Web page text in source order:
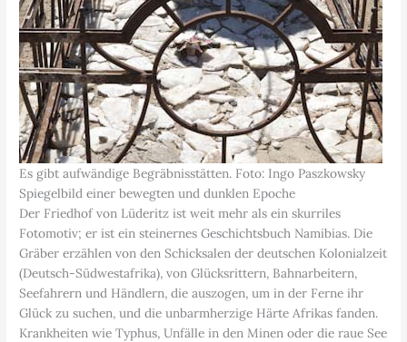
Es gibt aufwändige Begräbnisstätten. Foto: Ingo Paszkowsky
Spiegelbild einer bewegten und dunklen Epoche
Der Friedhof von Lüderitz ist weit mehr als ein skurriles
Fotomotiv; er ist ein steinernes Geschichtsbuch Namibias. Die
Gräber erzählen von den Schicksalen der deutschen Kolonialzeit
(Deutsch-Südwestafrika), von Glücksrittern, Bahnarbeitern,
Seefahrern und Händlern, die auszogen, um in der Ferne ihr
Glück zu suchen, und die unbarmherzige Härte Afrikas fanden.
Krankheiten wie Typhus, Unfälle in den Minen oder die raue See